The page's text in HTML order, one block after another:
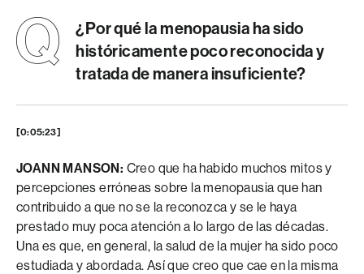
¿Por qué la menopausia ha sido
históricamente poco reconocida y
tratada de manera insuficiente?
[0:05:23]
JOANN MANSON: Creo que ha habido muchos mitos y
percepciones erróneas sobre la menopausia que han
contribuido a que no se la reconozca y se le haya
prestado muy poca atención a lo largo de las décadas.
Una es que, en general, la salud de la mujer ha sido poco
estudiada y abordada. Así que creo que cae en la misma